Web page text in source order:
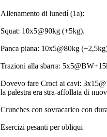
Allenamento di lunedí (1a):
Squat: 10x5@90kg (+5kg).
Panca piana: 10x5@80kg
Trazioni alla sbarra:
Dovevo fare Croci ai cavi:
la palestra era stra-affollata di
Crunches con sovracarico con
Esercizi pesanti per obliqui